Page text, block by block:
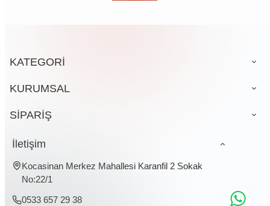
KATEGORİ
KURUMSAL
SİPARİŞ
İletişim
Kocasinan Merkez Mahallesi Karanfil 2 Sokak
No:22/1
0533 657 29 38